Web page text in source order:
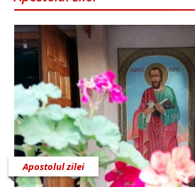
Apostolul zilei